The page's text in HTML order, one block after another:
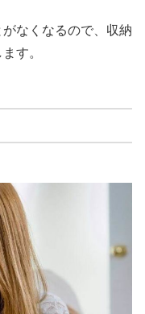
なくなるので、収納
す。